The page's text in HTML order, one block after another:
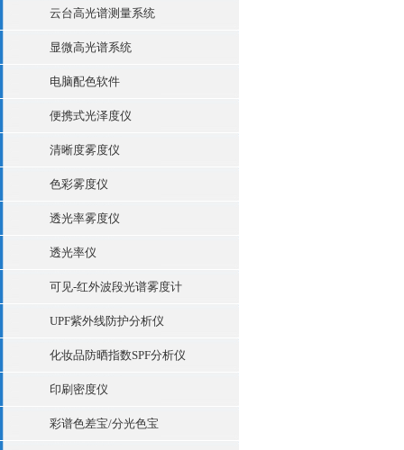
云台高光谱测量系统
显微高光谱系统
电脑配色软件
便携式光泽度仪
清晰度雾度仪
色彩雾度仪
透光率雾度仪
透光率仪
可见-红外波段光谱雾度计
UPF紫外线防护分析仪
化妆品防晒指数SPF分析仪
印刷密度仪
彩谱色差宝/分光色宝